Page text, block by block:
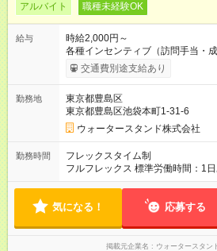
アルバイト 職種未経験OK
給与
時給2,000円～
各種インセンティブ（訪問手当・
け」でプラス支給されるので、コツコツ稼
月収20万円以上可能！ （基本給
交通費別途支給あり
勤務地
東京都豊島区
東京都豊島区池袋本町1-31-6
ウォータースタンド株式会社
勤務時間
フレックスタイム制
フルフレックス 標準労働時間：1
日×5時間 または 週5日×4時間
気になる！ 応募する
掲載元企業名 ウォータースタン